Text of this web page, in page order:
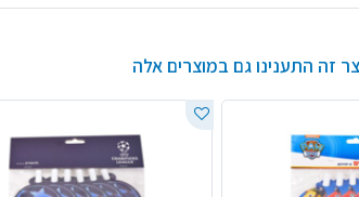
זה התענינו גם במוצרים אלה